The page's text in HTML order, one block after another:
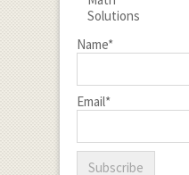
Name*
Email*